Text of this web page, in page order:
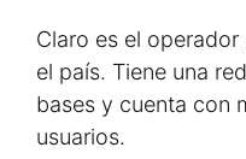
Claro es el
el país. Tiene una
bases y cuenta con
usuarios.